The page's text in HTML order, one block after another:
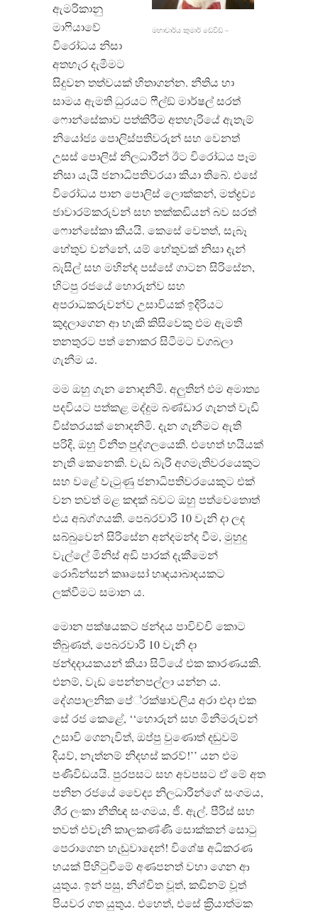
මහාචාර්ය කුමාර් ඩේවිඩ් –
ඇමරිකානු
මාෆියාවේ
විරෝධය නිසා
අතහැර දැමීමට
සිදුවන තත්වයක් හිතාගන්න. නීතිය හා
සාමය ඇමති ධුරයට ෆීල්ඞ් මාර්ෂල් සරත්
ෆොන්සේකාව පත්කිරීම අතහැරියේ ඇතැම්
නියෝජ්‍ය පොලිස්පතිවරුන් සහ වෙනත්
උසස් පොලිස් නිලධාරීන් ඊට විරෝධය පෑම
නිසා යැයි ජනාධිපතිවරයා කියා තිබේ. එසේ
විරෝධය පාන පොලිස් ලොක්කන්, මත්ද්‍රව්‍ය
ජාවාරම්කරුවන් සහ තක්කඩියන් බව සරත්
ෆොන්සේකා කියයි. කෙසේ වෙතත්, සැබෑ
හේතුව වන්නේ, යම් හේතුවක් නිසා දැන්
බැසිල් සහ මහින්ද පස්සේ ගාටන සිරිසේන,
හිටපු රජයේ හොරුන්ව සහ
අපරාධකරුවන්ව උසාවියක් ඉදිරියට
කුදලාගෙන ආ හැකි කිසිවෙකු එම ඇමති
තනතුරට පත් නොකර සිටීමට වගබලා
ගැනීම ය.
මම ඔහු ගැන නොදනිමි. අලුතින් එම අමාත්‍ය
පදවියට පත්කළ මද්දුම බණ්ඩාර ගැනත් වැඩි
විස්තරයක් නොදනිමි. දැන ගැනීමට ඇති
පරිදි, ඔහු විනීත පුද්ගලයෙකි. එහෙත් හයියක්
නැති කෙනෙකි. වැඩ බැරි අගමැතිවරයෙකුට
සහ වළේ වැටුණු ජනාධිපතිවරයෙකුට එක්
වන තවත් මළ කඳක් බවට ඔහු පත්වෙතොත්
එය අබග්ගයකි. පෙබරවාරි 10 වැනි දා ලද
සබ්බුවෙන් සිරිසේන අන්දමන්ද වීම, මුහුදු
වැල්ලේ මිනිස් අඩි පාරක් දැකීමෙන්
රොබින්සන් කෲසෝ හෘදයාබාදයකට
ලක්වීමට සමාන ය.
මොන පක්ෂයකට ඡන්දය පාවිච්චි කොට
තිබුණත්, පෙබරවාරි 10 වැනි දා
ඡන්දදායකයන් කියා සිටියේ එක කාරණයකි.
එනම්, වැඩ පෙන්නපල්ලා යන්න ය.
දේශපාලනික පේ‍්‍රක්ෂාවලිය අරා එදා එක
සේ රජ කෙළේ, ‘‘හොරුන් සහ මිනීමරුවන්
උසාවි ගෙනැවිත්, ඔප්පු වුණොත් දඬුවම්
දියව්, නැත්නම් නිදහස් කරව්!’’ යන එම
පණිවිඩයයි. පුරපසට සහ අවපසට ඒ මේ අත
පනින රජයේ වෛද්‍ය නිලධාරීන්ගේ සංගමය,
ශී‍්‍ර ලංකා නීතිඥ සංගමය, ජී. ඇල්. පීරිස් සහ
තවත් එවැනි කාලකණ්ණි සොක්කන් සොටු
පෙරාගෙන හැඬුවාදෙන්! විශේෂ අධිකරණ
හයක් පිහිටුවීමේ අණපනත් වහා ගෙන ආ
යුතුය. ඉන් පසු, නිශ්චිත වූත්, කඩිනම් වූත්
පියවර ගත යුතුය. එහෙත්, එසේ ක‍්‍රියාත්මක